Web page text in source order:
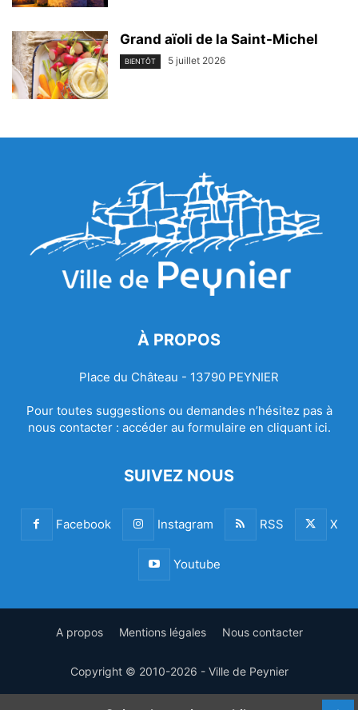
Grand aïoli de la Saint-Michel
BIENTÔT 5 juillet 2026
À PROPOS
Place du Château - 13790 PEYNIER
Pour toutes suggestions ou demandes n’hésitez pas à
nous contacter : accéder au formulaire en cliquant ici.
SUIVEZ NOUS
Facebook Instagram RSS X
Youtube
A propos Mentions légales Nous contacter
Copyright © 2010-2026 - Ville de Peynier